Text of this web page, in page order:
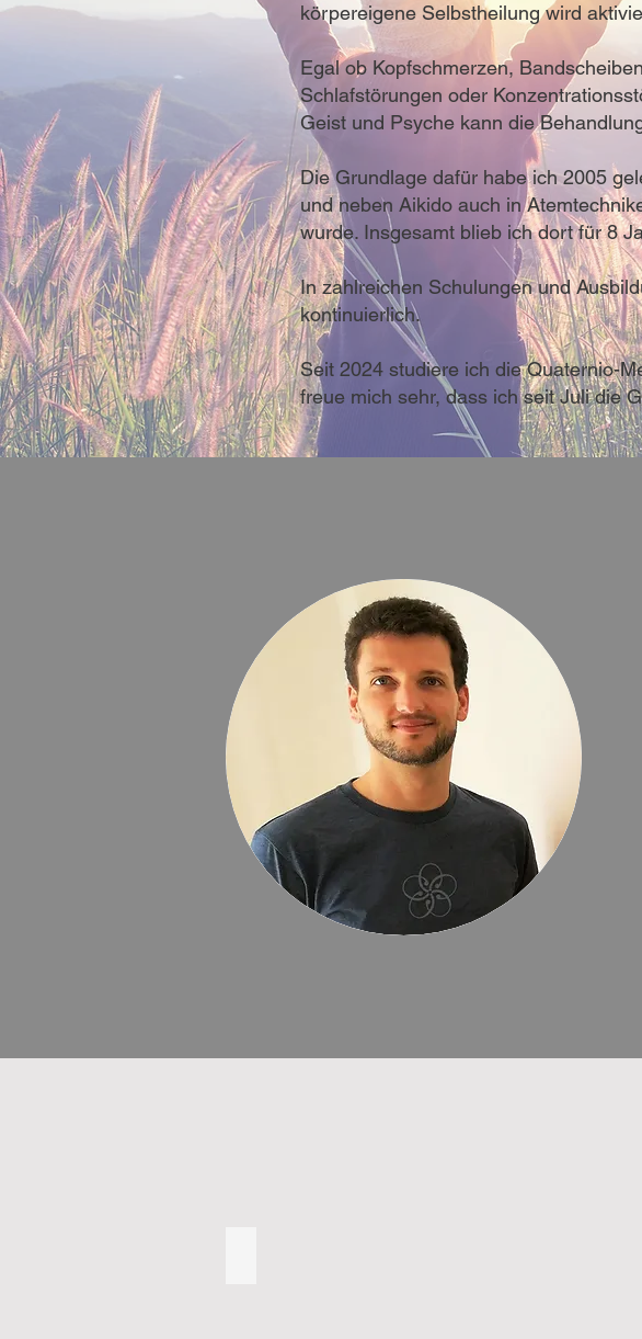
körpereigene Selbstheilung wird
Egal ob Kopfschmerzen,
Schlafstörungen oder
Geist und Psyche kann die
Die Grundlage dafür habe ich 2005
und neben Aikido auch in
wurde. Insgesamt blieb ich dort für 8
In zahlreichen Schulungen und
kontinuierlich.
Seit 2024 studiere ich die Quaternio-
freue mich sehr, dass ich seit Juli die